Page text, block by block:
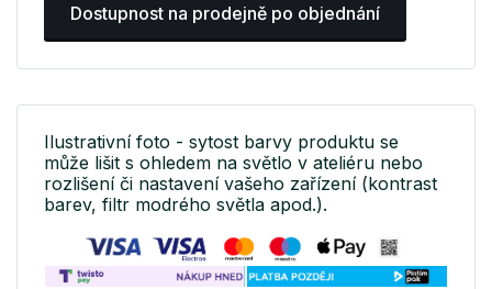
Dostupnost na prodejně po objednání
Ilustrativní foto - sytost barvy produktu se
může lišit s ohledem na světlo v ateliéru nebo
rozlišení či nastavení vašeho zařízení (kontrast
barev, filtr modrého světla apod.).